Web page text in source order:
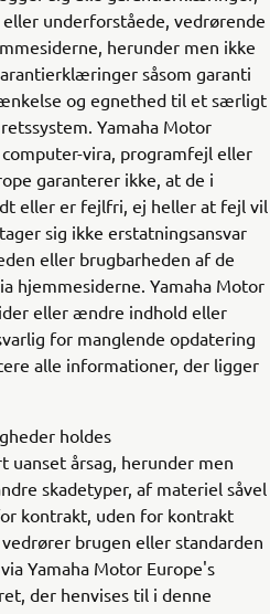
underforståede, vedrørende
herunder men ikke
såsom garanti
og egnethed til et særligt
Yamaha Motor
vira, programfejl eller
garanterer ikke, at de i
eller er fejlfri, ej heller at fejl vil
sig ikke erstatningsansvar
eller brugbarheden af de
hjemmesiderne. Yamaha Motor
eller ændre indhold eller
for manglende opdatering
alle informationer, der ligger
holdes
uanset årsag, herunder men
skadetyper, af materiel såvel
kontrakt, uden for kontrakt
brugen eller standarden
Yamaha Motor Europe's
der henvises til i denne